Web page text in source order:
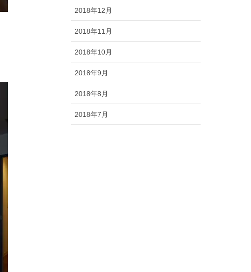
2018年12月
2018年11月
2018年10月
2018年9月
2018年8月
2018年7月